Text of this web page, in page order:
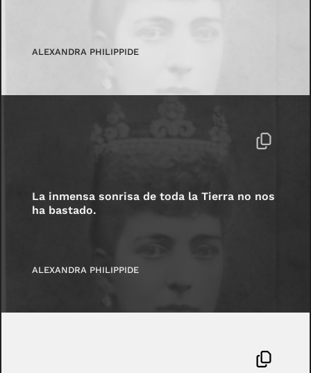
ALEXANDRA PHILIPPIDE
La inmensa sonrisa de toda la Tierra no nos
ha bastado.
ALEXANDRA PHILIPPIDE